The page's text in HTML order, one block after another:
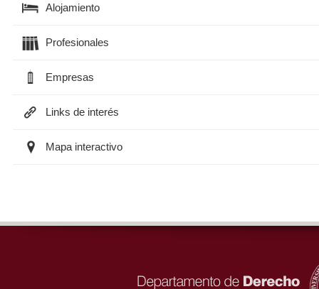
Alojamiento
Profesionales
Empresas
Links de interés
Mapa interactivo